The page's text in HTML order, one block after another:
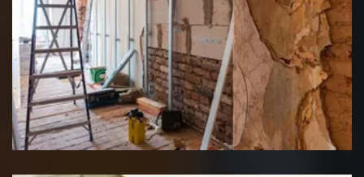
Rénovation interieure